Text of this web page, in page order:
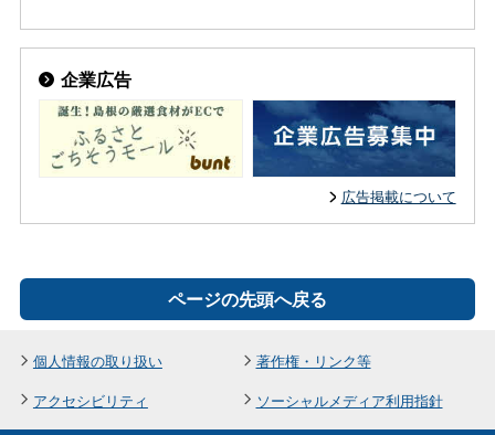
企業広告
広告掲載について
ページの先頭へ戻る
個人情報の取り扱い
著作権・リンク等
アクセシビリティ
ソーシャルメディア利用指針